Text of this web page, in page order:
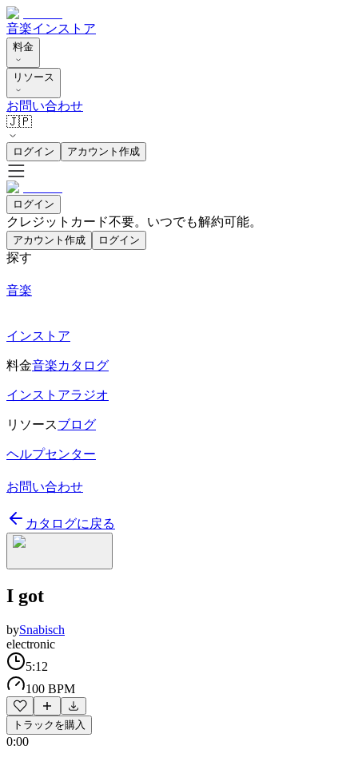
音楽インストア
料金
リソース
お問い合わせ
🇯🇵
ログイン アカウント作成
ログイン
クレジットカード不要。いつでも解約可能。
アカウント作成 ログイン
探す
音楽
インストア
料金音楽カタログ
インストアラジオ
リソースブログ
ヘルプセンター
お問い合わせ
カタログに戻る
I got
bySnabisch
electronic
5:12
100 BPM
トラックを購入
0:00